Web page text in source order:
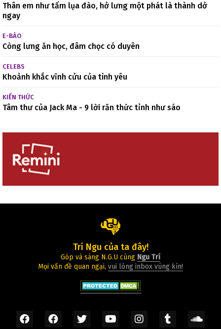
Thân em như tấm lụa đào, hở lưng một phát là thành dở
ngay
E-BÁO
Còng lưng ăn học, đâm chọc có duyên
CELEBS
Khoảnh khắc vĩnh cửu của tình yêu
KIẾN THỨC
Tâm thư của Jack Ma - 9 lời răn thức tỉnh như sáo
Trí Ngu của ta đây!
Góp và sàng N.G.U cùng Ngu Trí
Mọi vấn đề quan ngại, vui lòng inbox vùng kín!